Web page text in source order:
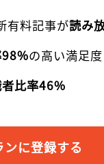
有料記事が読み
の高い満足度
比率46%
に登録する
ログイ
ログイン